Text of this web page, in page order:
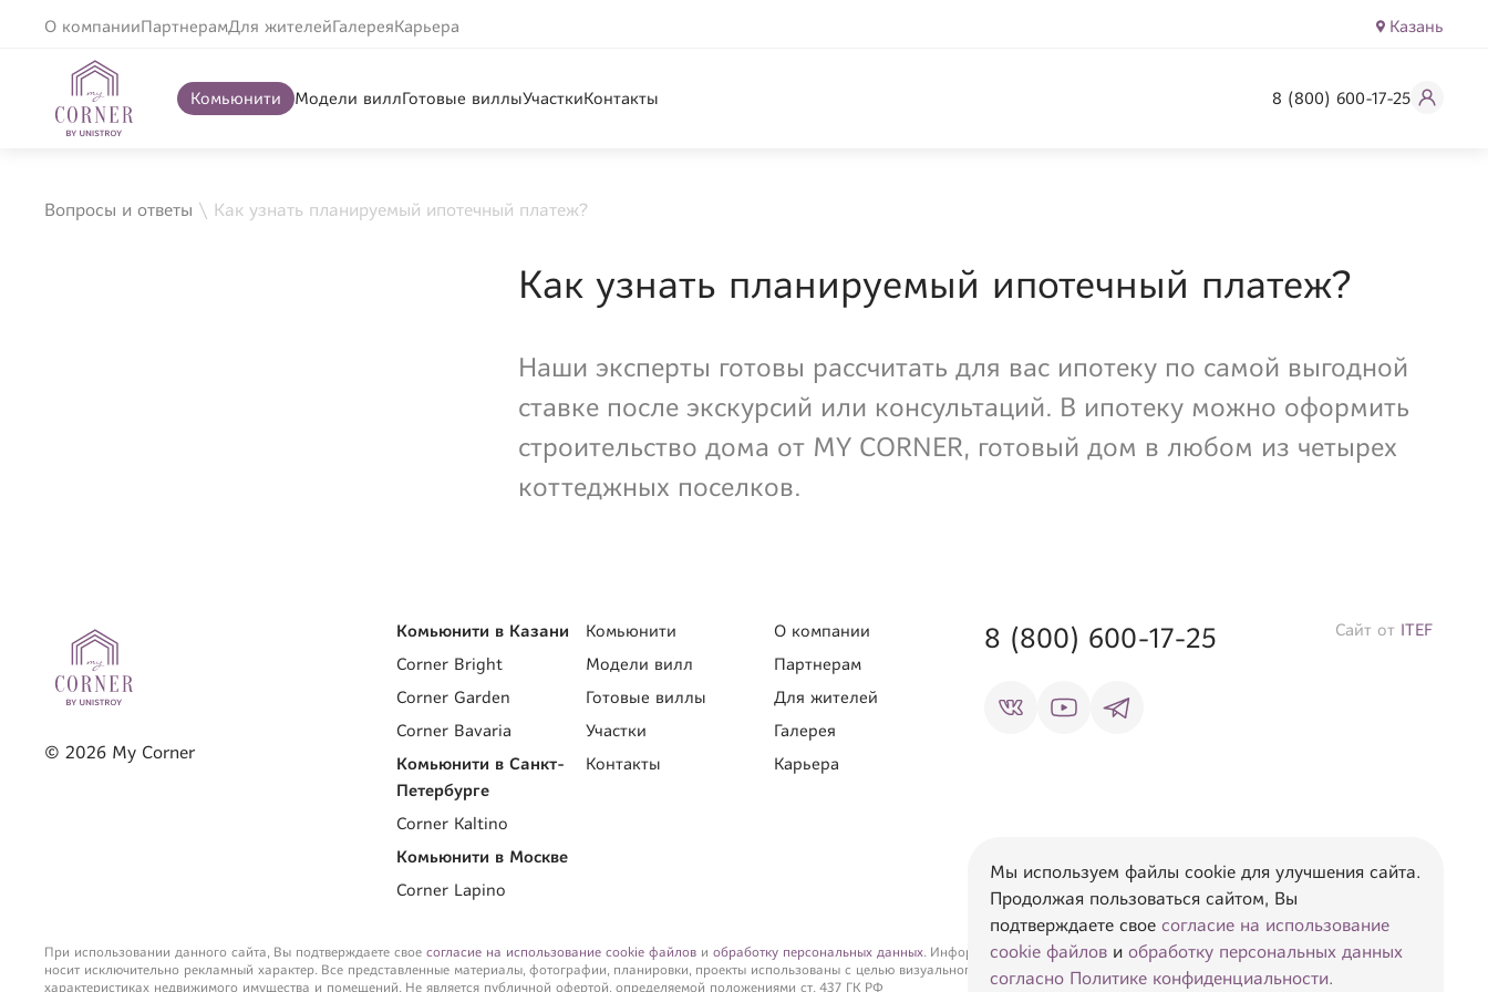
Мы используем файлы cookie для улучшения сайта.
Продолжая пользоваться сайтом, Вы
подтверждаете свое согласие на использование
cookie файлов и обработку персональных данных
согласно Политике конфиденциальности.
О компанииПартнерамДля жителейГалереяКарьера Казань
Комьюнити Модели виллГотовые виллыУчасткиКонтакты 8 (800) 600-17-25
Вопросы и ответы \ Как узнать планируемый ипотечный платеж?
Как узнать планируемый ипотечный платеж?
Наши эксперты готовы рассчитать для вас ипотеку по самой выгодной
ставке после экскурсий или консультаций. В ипотеку можно оформить
строительство дома от MY CORNER, готовый дом в любом из четырех
коттеджных поселков.
© 2026 My Corner
Комьюнити в Казани
Corner Bright
Corner Garden
Corner Bavaria
Комьюнити в Санкт-
Петербурге
Corner Kaltino
Комьюнити в Москве
Corner Lapino
Комьюнити
Модели вилл
Готовые виллы
Участки
Контакты
О компании
Партнерам
Для жителей
Галерея
Карьера
8 (800) 600-17-25 Сайт от ITEF
При использовании данного сайта, Вы подтверждаете свое согласие на использование cookie файлов и обработку персональных данных. Информация, указанная на сайте,
носит исключительно рекламный характер. Все представленные материалы, фотографии, планировки, проекты использованы с целью визуального представления о
характеристиках недвижимого имущества и помещений. Не является публичной офертой, определяемой положениями ст. 437 ГК РФ